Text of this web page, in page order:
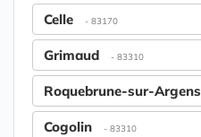
Celle - 83170
Grimaud - 83310
Roquebrune-sur-Argens
Cogolin - 83310